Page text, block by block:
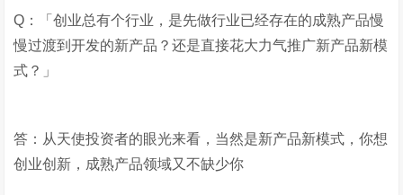
Q：「创业总有个行业，是先做行业已经存在的成熟产品慢
慢过渡到开发的新产品？还是直接花大力气推广新产品新模
式？」
答：从天使投资者的眼光来看，当然是新产品新模式，你想
创业创新，成熟产品领域又不缺少你